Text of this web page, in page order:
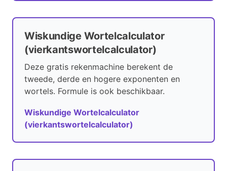
Wiskundige Wortelcalculator
(vierkantswortelcalculator)
Deze gratis rekenmachine berekent de
tweede, derde en hogere exponenten en
wortels. Formule is ook beschikbaar.
Wiskundige Wortelcalculator
(vierkantswortelcalculator)